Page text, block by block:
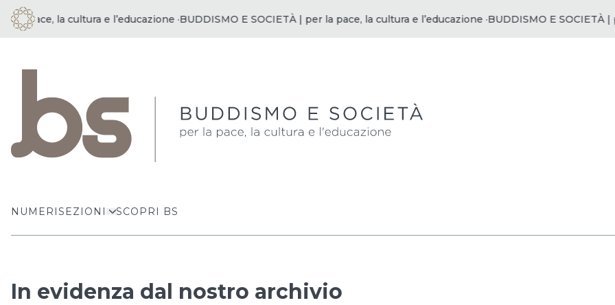
la cultura e l’educazione ·BUDDISMO E SOCIETÀ | per la pace, la cultura e l’educazione ·BUDDISMO E SOCIETÀ | per
NUMERISEZIONI SCOPRI BS
In evidenza dal nostro archivio